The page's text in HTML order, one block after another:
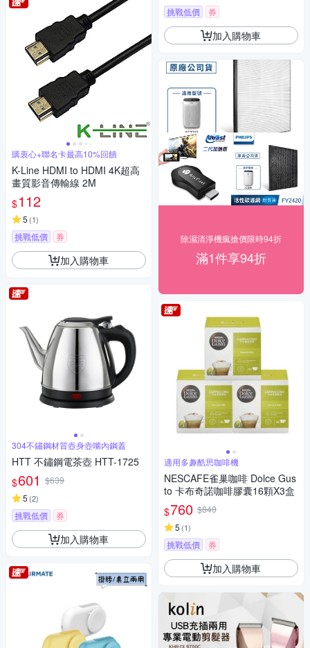
購衷心+聯名卡最高10%回饋
K-Line HDMI to HDMI 4K超高
畫質影音傳輸線 2M
$112
5 (1)
挑戰低價 券
加入購物車
304不鏽鋼材質壺身壺嘴內鋼蓋
HTT 不鏽鋼電茶壺 HTT-1725
$601 $639
5 (2)
挑戰低價 券
加入購物車
挑戰低價 券
加入購物車
除濕清淨機瘋搶價限時94折
滿1件享94折
適用多趣酷思咖啡機
NESCAFE雀巢咖啡 Dolce Gus
to 卡布奇諾咖啡膠囊16顆X3盒
$760 $840
5 (1)
挑戰低價 券
加入購物車